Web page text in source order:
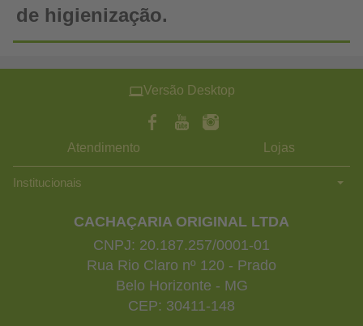
de higienização.
Versão Desktop
Atendimento Lojas
Institucionais
CACHAÇARIA ORIGINAL LTDA
CNPJ: 20.187.257/0001-01
Rua Rio Claro nº 120 - Prado
Belo Horizonte - MG
CEP: 30411-148